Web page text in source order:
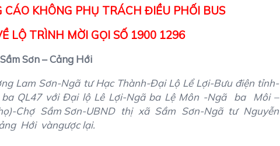
CÁO KHÔNG PHỤ TRÁCH ĐIỀU PHỐI BUS
LỘ TRÌNH MỜI GỌI SỐ 1900 1296
Sơn – Cảng Hới
Lam Sơn-Ngã tư Hạc Thành-Đại Lộ Lể Lợi-Bưu điện tỉnh-
QL47 với Đại lộ Lê Lợi-Ngã ba Lệ Môn -Ngã ba Môi –
Chợ Sầm Sơn-UBND thị xã Sầm Sơn-Ngã tư Nguyễn
Hới vàngược lại.